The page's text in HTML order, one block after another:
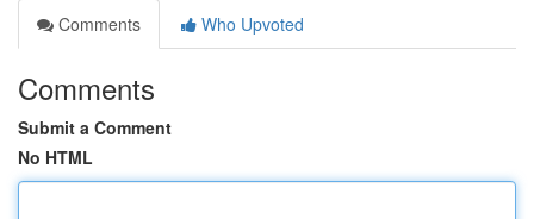
Comments
Who Upvoted
Comments
Submit a Comment
No HTML